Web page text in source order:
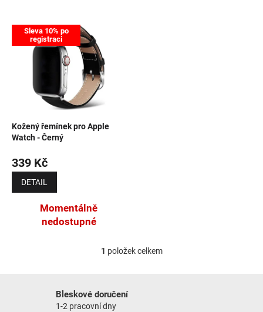
AKČNÍ
ZBOŽÍ
Výpis produktů
Sleva 10% po
registraci
Kožený řemínek pro Apple
Watch - Černý
339 Kč
DETAIL
Momentálně
nedostupné
Ovládací prvky výpisu
1 položek celkem
Bleskové doručení
1-2 pracovní dny